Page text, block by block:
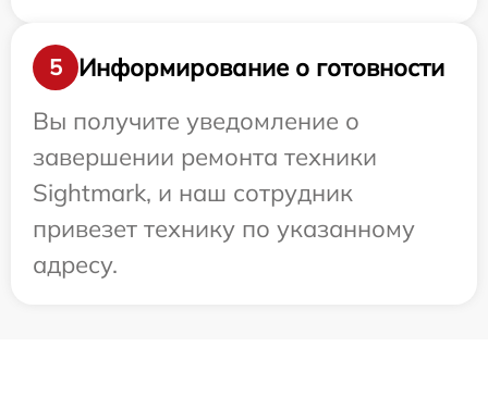
5
Информирование о готовности
Вы получите уведомление о
завершении ремонта техники
Sightmark, и наш сотрудник
привезет технику по указанному
адресу.